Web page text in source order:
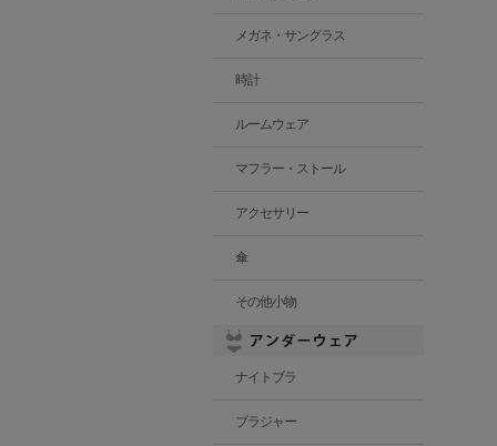
メガネ・サングラス
時計
ルームウェア
マフラー・ストール
アクセサリー
傘
その他小物
ナイトブラ
ブラジャー